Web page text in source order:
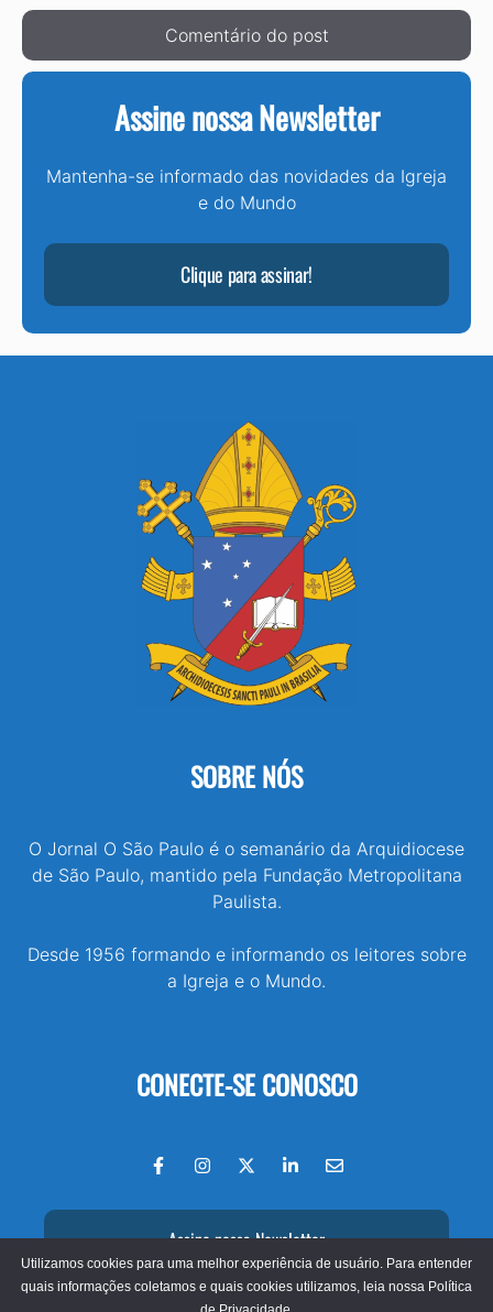
Assine nossa Newsletter
Mantenha-se informado das novidades da Igreja
e do Mundo
Clique para assinar!
SOBRE NÓS
O Jornal O São Paulo é o semanário da Arquidiocese
de São Paulo, mantido pela Fundação Metropolitana
Paulista.
Desde 1956 formando e informando os leitores sobre
a Igreja e o Mundo.
CONECTE-SE CONOSCO
Assine nossa Newsletter
Utilizamos cookies para uma melhor experiência de usuário. Para entender
quais informações coletamos e quais cookies utilizamos, leia nossa Política